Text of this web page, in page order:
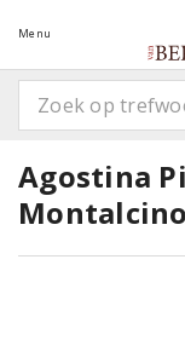
Menu
Agostina